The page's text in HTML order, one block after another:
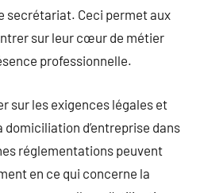
secrétariat. Ceci permet aux
sur leur cœur de métier
professionnelle.
sur les exigences légales et
d’entreprise dans
réglementations peuvent
en ce qui concerne la